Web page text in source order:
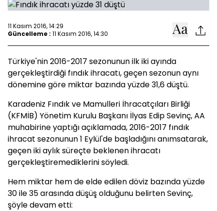
11 Kasım 2016, 14:29
Güncelleme : 11 Kasım 2016, 14:30
Türkiye'nin 2016-2017 sezonunun ilk iki ayında
gerçekleştirdiği fındık ihracatı, geçen sezonun aynı
dönemine göre miktar bazında yüzde 31,6 düştü.
Karadeniz Fındık ve Mamulleri İhracatçıları Birliği
(KFMİB) Yönetim Kurulu Başkanı İlyas Edip Sevinç, AA
muhabirine yaptığı açıklamada, 2016-2017 fındık
ihracat sezonunun 1 Eylül'de başladığını anımsatarak,
geçen iki aylık süreçte beklenen ihracatı
gerçekleştiremediklerini söyledi.
Hem miktar hem de elde edilen döviz bazında yüzde
30 ile 35 arasında düşüş olduğunu belirten Sevinç,
şöyle devam etti: